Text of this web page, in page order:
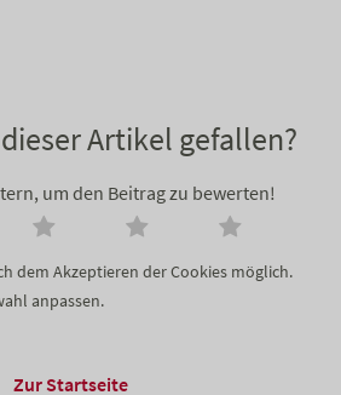
Artikel gefallen?
um den Beitrag zu bewerten!
dem Akzeptieren der Cookies möglich.
anpassen.
Zur Startseite